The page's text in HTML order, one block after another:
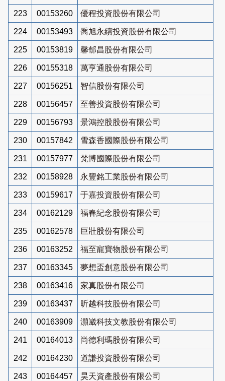
223 00153260 優程投資股份有限公司
224 00153493 喬旭永續投資股份有限公司
225 00153819 馨郁昌股份有限公司
226 00155318 萬亨通股份有限公司
227 00156251 智信股份有限公司
228 00156457 至善投資股份有限公司
229 00156793 景鴻控股股份有限公司
230 00157842 雪森香國際股份有限公司
231 00157977 梵博國際股份有限公司
232 00158928 永豐銘工業股份有限公司
233 00159617 于嘉投資股份有限公司
234 00162129 福春紀念股份有限公司
235 00162578 巨壯股份有限公司
236 00163252 福至寵寶物股份有限公司
237 00163345 夢想盃創意股份有限公司
238 00163416 家真股份有限公司
239 00163437 昕越科技股份有限公司
240 00163909 灝崴科技文教股份有限公司
241 00164013 尚德利瑪股份有限公司
242 00164230 道謙投資股份有限公司
243 00164457 昊天資產股份有限公司